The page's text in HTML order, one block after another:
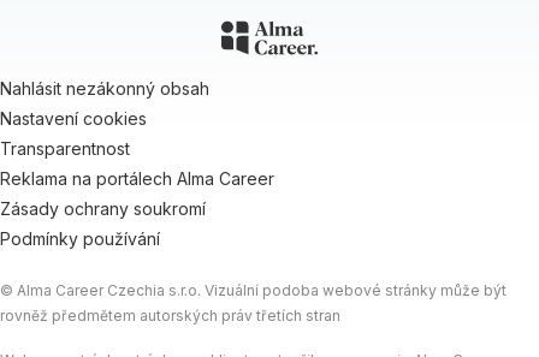
Nahlásit nezákonný obsah
Nastavení cookies
Transparentnost
Reklama na portálech Alma Career
Zásady ochrany soukromí
Podmínky používání
© Alma Career Czechia s.r.o. Vizuální podoba webové stránky může být
rovněž předmětem autorských práv třetích stran